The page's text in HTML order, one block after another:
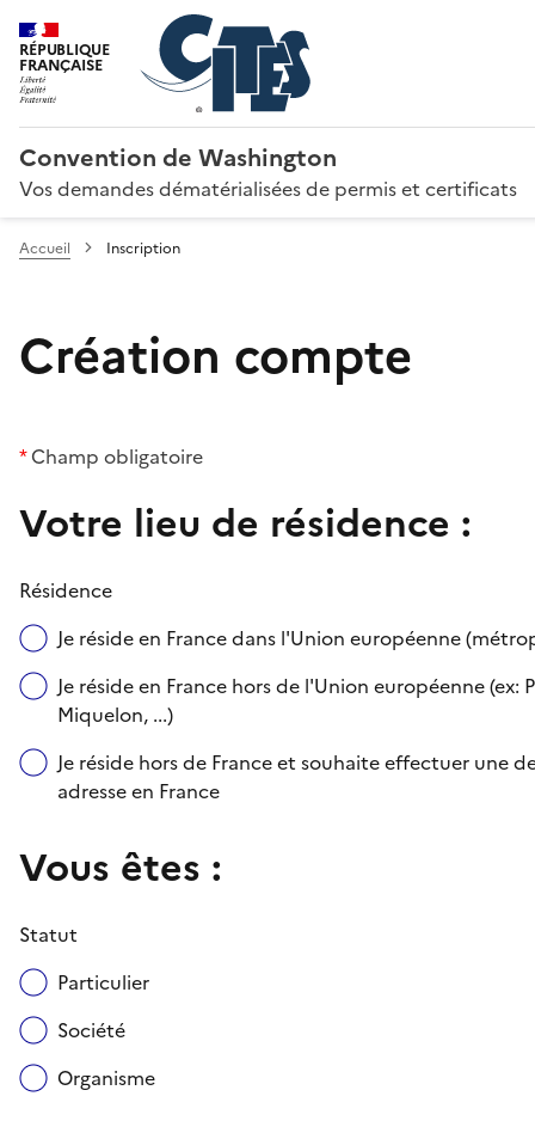
RÉPUBLIQUE
FRANÇAISE
Convention de Washington
Vos demandes dématérialisées de permis et certificats
Accueil Inscription
Création compte
*Champ obligatoire
Votre lieu de résidence :
Résidence
Je réside en France dans l'Union européenne
Je réside en France hors de l'Union européenne
Miquelon, ...)
Je réside hors de France et souhaite effectuer une
adresse en France
Vous êtes :
Statut
Particulier
Société
Organisme